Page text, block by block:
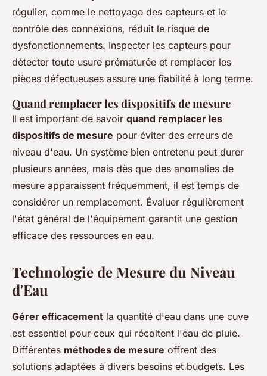
régulier, comme le nettoyage des capteurs et le
contrôle des connexions, réduit le risque de
dysfonctionnements. Inspecter les capteurs pour
détecter toute usure prématurée et remplacer les
pièces défectueuses assure une fiabilité à long terme.
Quand remplacer les dispositifs de mesure
Il est important de savoir quand remplacer les
dispositifs de mesure pour éviter des erreurs de
niveau d'eau. Un système bien entretenu peut durer
plusieurs années, mais dès que des anomalies de
mesure apparaissent fréquemment, il est temps de
considérer un remplacement. Évaluer régulièrement
l'état général de l'équipement garantit une gestion
efficace des ressources en eau.
Technologie de Mesure du Niveau
d'Eau
Gérer efficacement la quantité d'eau dans une cuve
est essentiel pour ceux qui récoltent l'eau de pluie.
Différentes méthodes de mesure offrent des
solutions adaptées à divers besoins et budgets. Les